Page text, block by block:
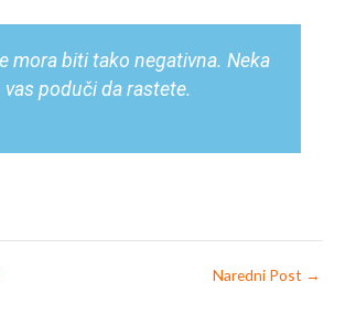
mora biti tako negativna. Neka
vas poduči da rastete.
Naredni Post →